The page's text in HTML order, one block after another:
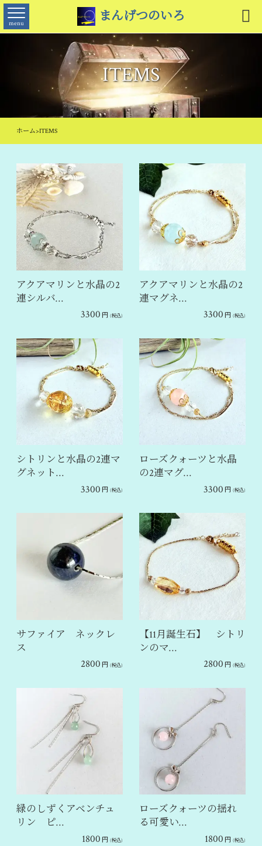
まんげつのいろ
menu 
ITEMS
ホーム>ITEMS
アクアマリンと水晶の2
連シルバ…
3300 円 (税込)
アクアマリンと水晶の2
連マグネ…
3300 円 (税込)
シトリンと水晶の2連マ
グネット…
3300 円 (税込)
ローズクォーツと水晶
の2連マグ…
3300 円 (税込)
サファイア ネックレ
ス
2800 円 (税込)
【11月誕生石】 シトリ
ンのマ…
2800 円 (税込)
緑のしずくアベンチュ
リン ピ…
1800 円 (税込)
ローズクォーツの揺れ
る可愛い…
1800 円 (税込)